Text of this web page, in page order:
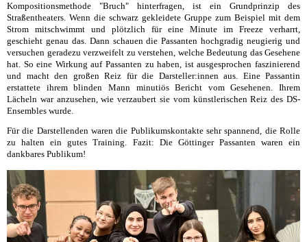
Kompositionsmethode "Bruch" hinterfragen, ist ein Grundprinzip des
Straßentheaters. Wenn die schwarz gekleidete Gruppe zum Beispiel mit dem
Strom mitschwimmt und plötzlich für eine Minute im Freeze verharrt,
geschieht genau das. Dann schauen die Passanten hochgradig neugierig und
versuchen geradezu verzweifelt zu verstehen, welche Bedeutung das Gesehene
hat. So eine Wirkung auf Passanten zu haben, ist ausgesprochen faszinierend
und macht den großen Reiz für die Darsteller:innen aus. Eine Passantin
erstattete ihrem blinden Mann minutiös Bericht vom Gesehenen. Ihrem
Lächeln war anzusehen, wie verzaubert sie vom künstlerischen Reiz des DS-
Ensembles wurde.
Für die Darstellenden waren die Publikumskontakte sehr spannend, die Rolle
zu halten ein gutes Training. Fazit: Die Göttinger Passanten waren ein
dankbares Publikum!